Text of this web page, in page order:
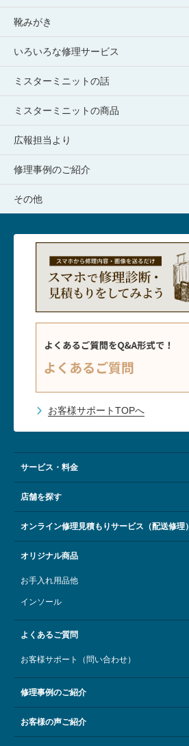
靴みがき
いろいろな修理サービス
ミスターミニットの話
ミスターミニットの商品
広報担当より
修理事例のご紹介
その他
お客様サポートTOPへ
サービス・料金
店舗を探す
オンライン修理見積もりサービス（配送修理）
オリジナル商品
お手入れ用品他
インソール
よくあるご質問
お客様サポート（問い合わせ）
修理事例のご紹介
お客様の声ご紹介